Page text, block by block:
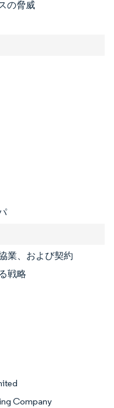
の脅威
業、および契約
戦略
Company